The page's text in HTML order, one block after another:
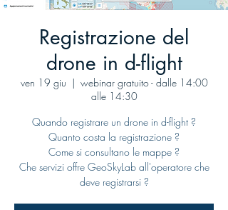
Registrazione del
drone in d-flight
ven 19 giu
  |
webinar gratuito - dalle 14:00
alle 14:30
Quando registrare un drone in d-flight ?
Quanto costa la registrazione ?
Come si consultano le mappe ?
Che servizi offre GeoSkyLab all'operatore che
deve registrarsi ?